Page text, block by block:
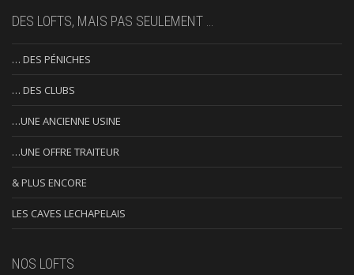
DES LOFTS, MAIS PAS SEULEMENT …
… DES PÉNICHES
… DES CLUBS
…UNE ANCIENNE USINE
…UNE OFFRE TRAITEUR
& PLUS ENCORE
LES CAVES LECHAPELAIS
NOS LOFTS